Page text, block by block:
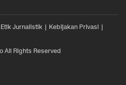
Jurnalistik
Kebijakan Privasi
All Rights Reserved